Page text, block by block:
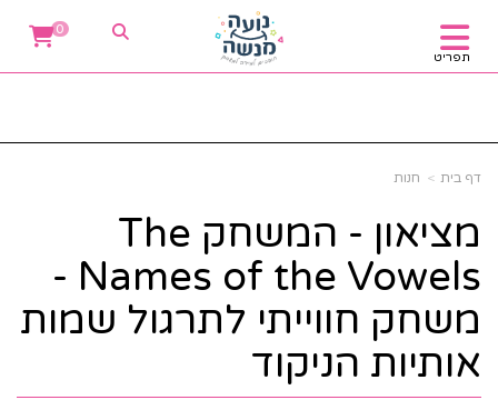
תפריט
0
דף בית חנות
מציאון - המשחק The
Names of the Vowels -
משחק חווייתי לתרגול שמות
אותיות הניקוד